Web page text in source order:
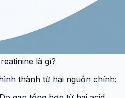
là gì?
thành từ hai nguồn chính: